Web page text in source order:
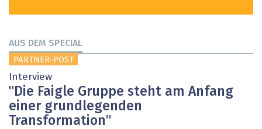
AUS DEM SPECIAL
PARTNER-POST
Interview
"Die Faigle Gruppe steht am Anfang
einer grundlegenden
Transformation"